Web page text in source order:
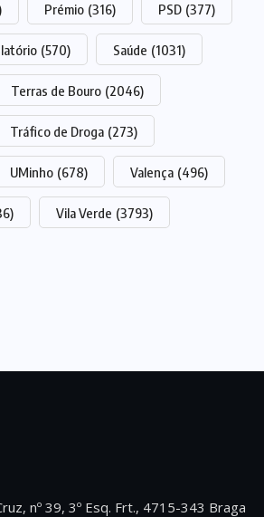
Prémio (316) PSD (377)
(570) Saúde (1031)
Terras de Bouro (2046)
Tráfico de Droga (273)
UMinho (678) Valença (496)
Vila Verde (3793)
nº 39, 3º Esq. Frt., 4715-343 Braga